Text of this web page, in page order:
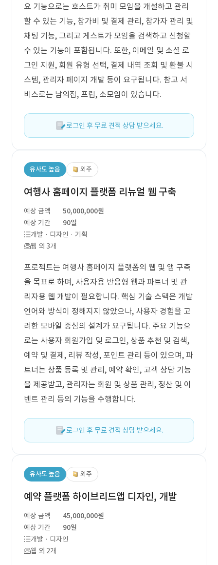
요 기능으로는 호스트가 취미 모임을 개설하고 관리
할 수 있는 기능, 참가비 및 결제 관리, 참가자 관리 및
채팅 기능, 그리고 게스트가 모임을 검색하고 신청할
수 있는 기능이 포함됩니다. 또한, 이메일 및 소셜 로
그인 지원, 회원 유형 선택, 결제 내역 조회 및 환불 시
스템, 관리자 페이지 개발 등이 요구됩니다. 참고 서
비스로는 남의집, 프립, 소모임이 있습니다.
로그인 후 무료 견적 상담 받으세요.
유사도 높음 외주
여행사 홈페이지 플랫폼 리뉴얼 웹 구축
예상 금액
50,000,000원
예상 기간
90일
개발 · 디자인 · 기획
웹 외 3개
프로젝트는 여행사 홈페이지 플랫폼의 웹 및 앱 구축
을 목표로 하며, 사용자용 반응형 웹과 파트너 및 관
리자용 웹 개발이 필요합니다. 핵심 기술 스택은 개발
언어와 방식이 정해지지 않았으나, 사용자 경험을 고
려한 모바일 중심의 설계가 요구됩니다. 주요 기능으
로는 사용자 회원가입 및 로그인, 상품 추천 및 검색,
예약 및 결제, 리뷰 작성, 포인트 관리 등이 있으며, 파
트너는 상품 등록 및 관리, 예약 확인, 고객 상담 기능
을 제공받고, 관리자는 회원 및 상품 관리, 정산 및 이
벤트 관리 등의 기능을 수행합니다.
로그인 후 무료 견적 상담 받으세요.
유사도 높음 외주
예약 플랫폼 하이브리드앱 디자인, 개발
예상 금액
45,000,000원
예상 기간
90일
개발 · 디자인
웹 외 2개